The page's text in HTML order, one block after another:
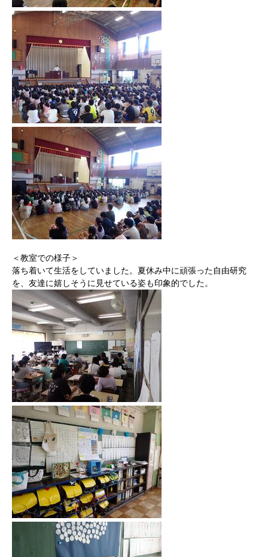
＜教室での様子＞
落ち着いて生活をしていました。夏休み中に頑張った自由研究
を、友達に嬉しそうに見せている姿も印象的でした。